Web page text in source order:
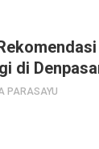
di
PARASAYU